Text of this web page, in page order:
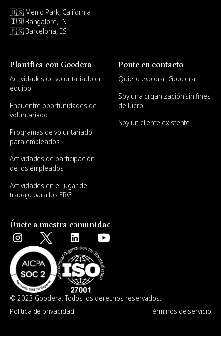
🇺🇸 Menlo Park, California
🇮🇳 Bangalore, IN
🇪🇸 Barcelona, ES
Planifica con Goodera
Actividades de voluntariado en
equipo
Encuentre oportunidades de
voluntariado
Programas de voluntariado
para empleados
Actividades de participación
de los empleados
Actividades en el lugar de
trabajo para los ERG
Ponte en contacto
Quiero explorar Goodera
Soy una organización sin fines
de lucro
Soy un cliente existente
Únete a nuestra comunidad
© 2023 Goodera. Todos los derechos reservados.
Política de privacidad
Términos de servicio